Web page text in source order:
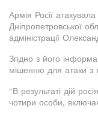
Армія Росії
Дніпропетровської
адміністрації
Згідно з його
мішенню для атаки з
"В результаті дій
чотири особи,